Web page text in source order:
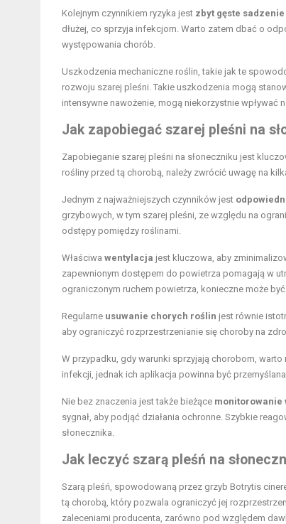
Kolejnym czynnikiem ryzyka jest zbyt gęste
dłużej, co sprzyja infekcjom. Warto zatem dbać o
występowania chorób.
Uszkodzenia mechaniczne roślin, takie jak te
rozwoju szarej pleśni. Takie uszkodzenia mogą
intensywne nawożenie, mogą niekorzystnie
Jak zapobiegać szarej pleśni na
Zapobieganie szarej pleśni na słoneczniku jest
rośliny przed tą chorobą, należy zwrócić uwagę na
Jednym z najważniejszych czynników jest
grzybowych, w tym szarej pleśni, ze względu na
odstępy pomiędzy roślinami.
Właściwa wentylacja jest kluczowa, aby
zapewnionym dostępem do powietrza pomagają w
ograniczonym ruchem powietrza, konieczne może
Regularne usuwanie chorych roślin jest równie
aby ograniczyć rozprzestrzenianie się choroby na
W przypadku, gdy warunki sprzyjają chorobom, warto
infekcji, jednak ich aplikacja powinna być
Nie bez znaczenia jest także bieżące monitorowanie
sygnał, aby podjąć działania ochronne. Szybkie
słonecznika.
Jak leczyć szarą pleśń na
Szarą pleśń, spowodowaną przez grzyb Botrytis
tą chorobą, który pozwala ograniczyć jej
zaleceniami producenta, zarówno pod względem